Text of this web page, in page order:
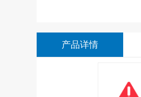
产品详情